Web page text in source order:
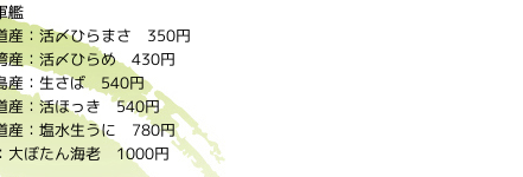
艦
産：活〆ひらまさ 350円
：活〆ひらめ 430円
：生さば 540円
産：活ほっき 540円
産：塩水生うに 780円
大ぼたん海老 1000円